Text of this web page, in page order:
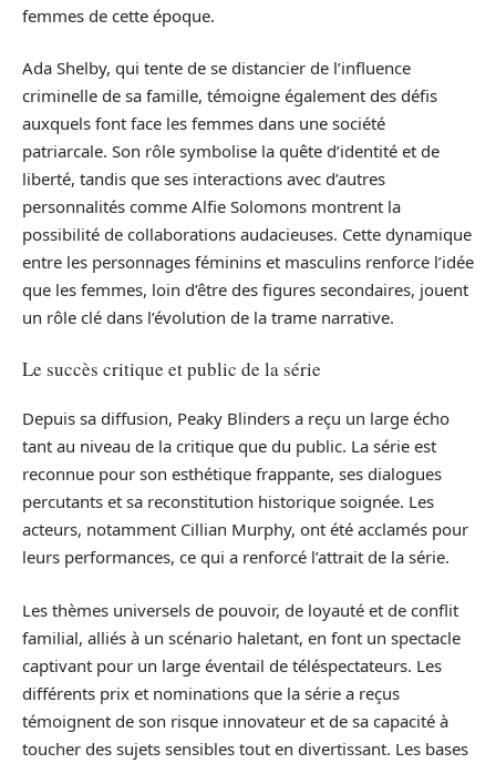
femmes de cette époque.
Ada Shelby, qui tente de se distancier de l’influence
criminelle de sa famille, témoigne également des défis
auxquels font face les femmes dans une société
patriarcale. Son rôle symbolise la quête d’identité et de
liberté, tandis que ses interactions avec d’autres
personnalités comme Alfie Solomons montrent la
possibilité de collaborations audacieuses. Cette dynamique
entre les personnages féminins et masculins renforce l’idée
que les femmes, loin d’être des figures secondaires, jouent
un rôle clé dans l’évolution de la trame narrative.
Le succès critique et public de la série
Depuis sa diffusion, Peaky Blinders a reçu un large écho
tant au niveau de la critique que du public. La série est
reconnue pour son esthétique frappante, ses dialogues
percutants et sa reconstitution historique soignée. Les
acteurs, notamment Cillian Murphy, ont été acclamés pour
leurs performances, ce qui a renforcé l’attrait de la série.
Les thèmes universels de pouvoir, de loyauté et de conflit
familial, alliés à un scénario haletant, en font un spectacle
captivant pour un large éventail de téléspectateurs. Les
différents prix et nominations que la série a reçus
témoignent de son risque innovateur et de sa capacité à
toucher des sujets sensibles tout en divertissant. Les bases